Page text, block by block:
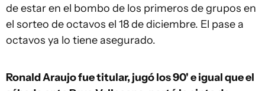
de estar en el bombo de los primeros de grupos en
el sorteo de octavos el 18 de diciembre. El pase a
octavos ya lo tiene asegurado.
Ronald Araujo fue titular, jugó los 90' e igual que el